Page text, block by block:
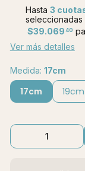
Hasta 3
seleccionadas
$39.06940
Ver más detalles
Medida: 17cm
17cm 19cm